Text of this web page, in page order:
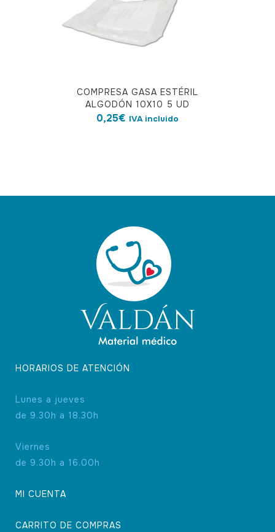
COMPRESA GASA ESTÉRIL
ALGODÓN 10X10 5 UD
0,25€ IVA incluido
HORARIOS DE ATENCIÓN
Lunes a jueves
de 9.30h a 18.30h
Viernes
de 9.30h a 16.00h
MI CUENTA
CARRITO DE COMPRAS